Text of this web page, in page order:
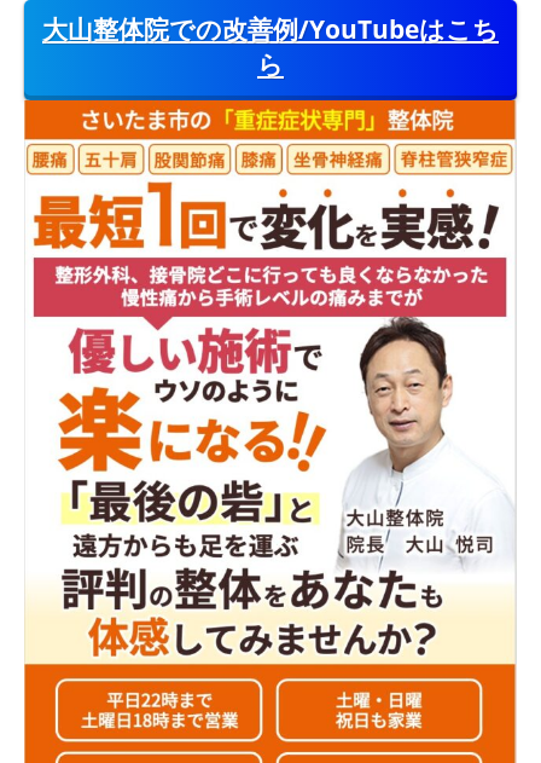
大山整体院での改善例/YouTubeはこち
ら